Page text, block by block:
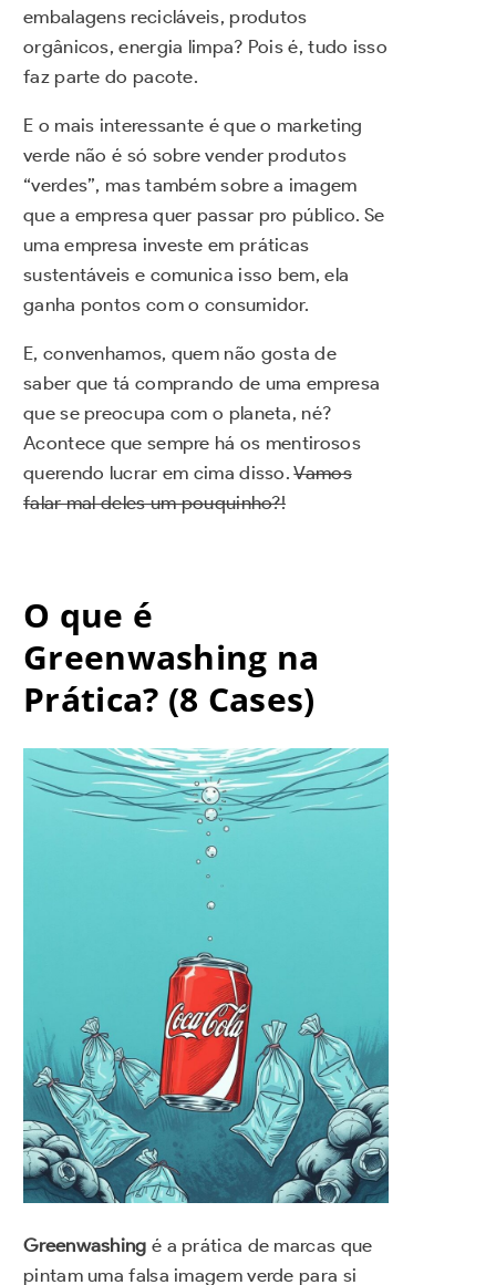
embalagens recicláveis, produtos
orgânicos, energia limpa? Pois é, tudo isso
faz parte do pacote.
E o mais interessante é que o marketing
verde não é só sobre vender produtos
“verdes”, mas também sobre a imagem
que a empresa quer passar pro público. Se
uma empresa investe em práticas
sustentáveis e comunica isso bem, ela
ganha pontos com o consumidor.
E, convenhamos, quem não gosta de
saber que tá comprando de uma empresa
que se preocupa com o planeta, né?
Acontece que sempre há os mentirosos
querendo lucrar em cima disso.Vamos
falar mal deles um pouquinho?!
O que é
Greenwashing na
Prática? (8 Cases)
Greenwashing é a prática de marcas que
pintam uma falsa imagem verde para si